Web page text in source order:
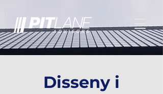
Disseny i